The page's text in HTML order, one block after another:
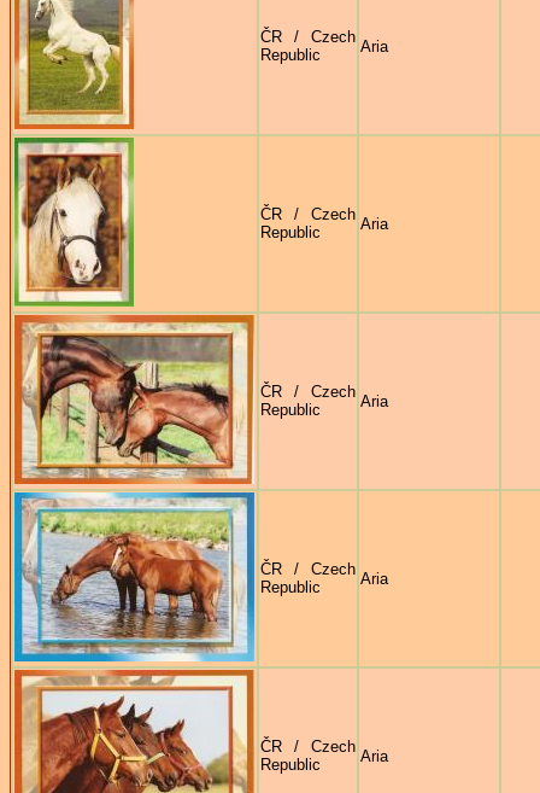
ČR / Czech
Republic
Aria
ČR / Czech
Republic
Aria
ČR / Czech
Republic
Aria
ČR / Czech
Republic
Aria
ČR / Czech
Republic
Aria